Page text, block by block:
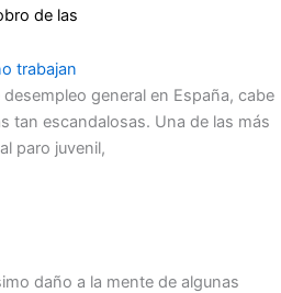
de las
trabajan
general en España, cabe
tan escandalosas. Una de las más
paro juvenil,
daño a la mente de algunas